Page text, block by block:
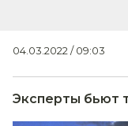
04.03.2022 / 09:03
Эксперты бьют